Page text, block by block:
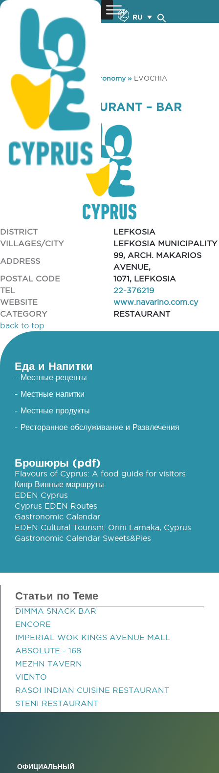
RU
You are here: Home »Gastronomy» EVOCHIA
RESTAURANT – BAR
EVOCHIA RESTAURANT – BAR
DISTRICT
LEFKOSIA
VILLAGES/CITY
LEFKOSIA MUNICIPALITY
ADDRESS
99, ARCH. MAKARIOS
AVENUE,
POSTAL CODE
1071, LEFKOSIA
TEL
22-376219
WEBSITE
www.navarino.com.cy
CATEGORY
RESTAURANT
back to top
Еда и Напитки
- Местные рецепты
- Местные напитки
- Местные продукты
- Ресторанное обслуживание и Развлечения
Брошюры (pdf)
Flavours of Cyprus: A food guide for visitors
Кипр Винные маршруты
EDEN Cyprus
Cyprus EDEN Routes
Gastronomic Calendar
EDEN Cultural Tourism: Orini Larnaka, Cyprus
Gastronomic Calendar Sweets&Pies
Статьи по Теме
DIMMA SNACK BAR
ENCORE
IMPERIAL WOK KINGS AVENUE MALL
ABSOLUTE - 168
MEZHN TAVERN
VIENTO
RASOI INDIAN CUISINE RESTAURANT
STENI RESTAURANT
ОФИЦИАЛЬНЫЙ